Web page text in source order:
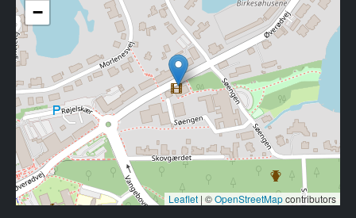
−
Leaflet | ©OpenStreetMapcontributors